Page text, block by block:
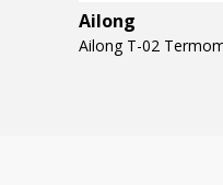
Ailong
Ailong T-02